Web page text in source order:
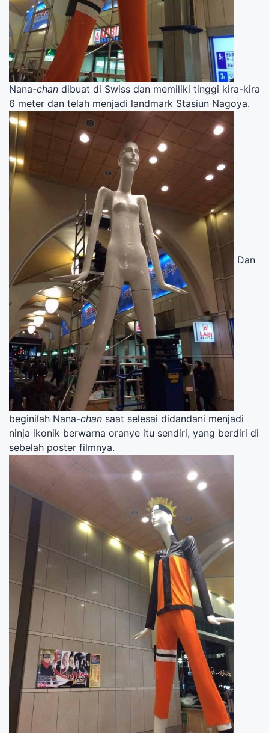
Nana-chan dibuat di Swiss dan memiliki tinggi kira-kira
6 meter dan telah menjadi landmark Stasiun Nagoya.
Dan
beginilah Nana-chan saat selesai didandani menjadi
ninja ikonik berwarna oranye itu sendiri, yang berdiri di
sebelah poster filmnya.